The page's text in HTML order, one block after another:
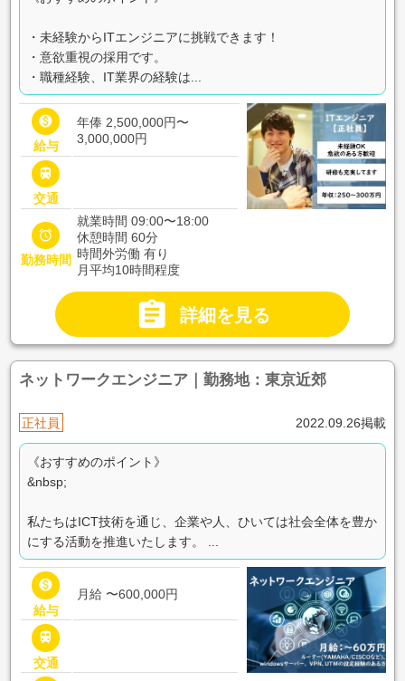
・未経験からITエンジニアに挑戦できます！
・意欲重視の採用です。
・職種経験、IT業界の経験は...

給与
年俸 2,500,000円〜
3,000,000円

交通

勤務時間
就業時間 09:00〜18:00
休憩時間 60分
時間外労働 有り
月平均10時間程度
 詳細を見る
ネットワークエンジニア｜勤務地：東京近郊
正社員 2022.09.26掲載
《おすすめのポイント》
&nbsp;
私たちはICT技術を通じ、企業や人、ひいては社会全体を豊か
にする活動を推進いたします。 ...

給与
月給 〜600,000円

交通